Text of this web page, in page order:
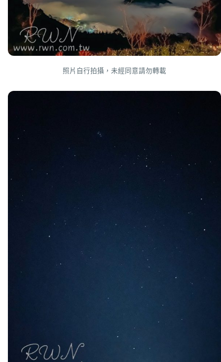
照片自行拍攝，未經同意請勿轉載